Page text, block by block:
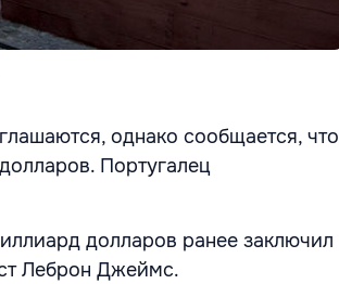
однако сообщается, что
Португалец
долларов ранее заключил
Леброн Джеймс.